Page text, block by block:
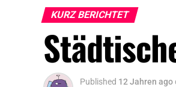
KURZ BERICHTET
Published 12 Jahren ago